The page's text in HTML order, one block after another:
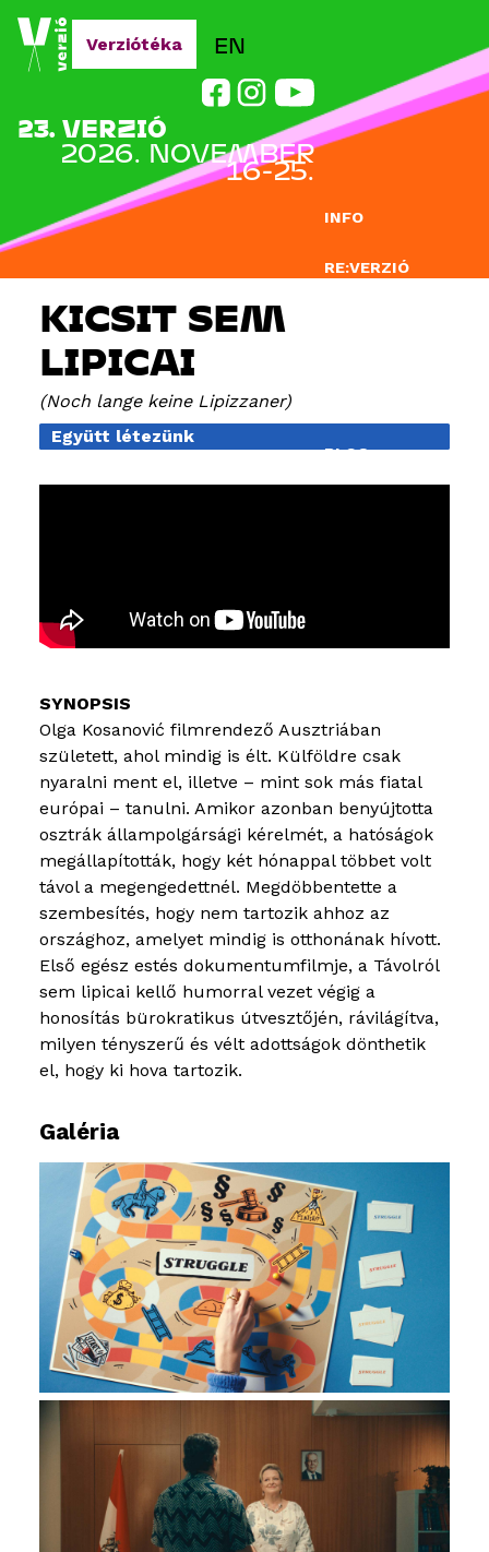
Jump to navigation
INFO
RE:VERZIÓ
BLOG
EN
23. VERZIÓ
2026. NOVEMBER
16-25.
Verziótéka
KICSIT SEM
LIPICAI
Noch lange keine Lipizzaner
Együtt létezünk
Olga Kosanović filmrendező Ausztriában
született, ahol mindig is élt. Külföldre csak
nyaralni ment el, illetve – mint sok más fiatal
európai – tanulni. Amikor azonban benyújtotta
osztrák állampolgársági kérelmét, a hatóságok
megállapították, hogy két hónappal többet volt
távol a megengedettnél. Megdöbbentette a
szembesítés, hogy nem tartozik ahhoz az
országhoz, amelyet mindig is otthonának hívott.
Első egész estés dokumentumfilmje, a Távolról
sem lipicai kellő humorral vezet végig a
honosítás bürokratikus útvesztőjén, rávilágítva,
milyen tényszerű és vélt adottságok dönthetik
el, hogy ki hova tartozik.
Galéria